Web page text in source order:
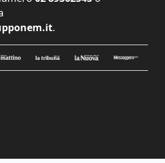
.